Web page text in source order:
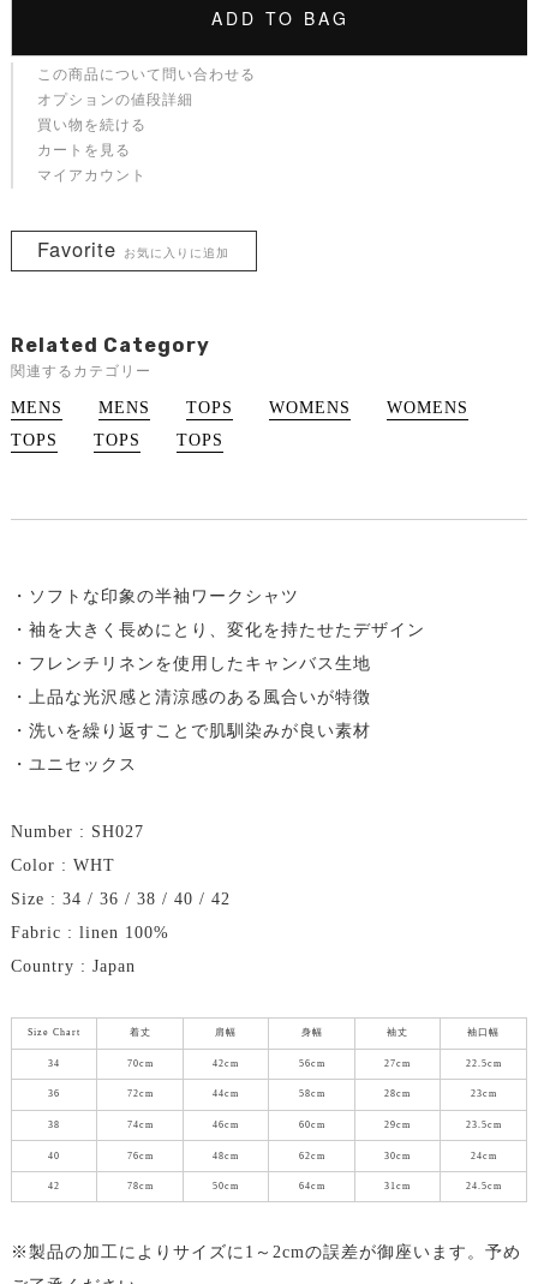
ADD TO BAG
この商品について問い合わせる
オプションの値段詳細
買い物を続ける
カートを見る
マイアカウント
Favorite お気に入りに追加
Related Category
関連するカテゴリー
MENS MENS TOPS WOMENS
WOMENS
TOPS
TOPS TOPS
・ソフトな印象の半袖ワークシャツ
・袖を大きく長めにとり、変化を持たせたデザイン
・フレンチリネンを使用したキャンバス生地
・上品な光沢感と清涼感のある風合いが特徴
・洗いを繰り返すことで肌馴染みが良い素材
・ユニセックス
Number : SH027
Color : WHT
Size : 34 / 36 / 38 / 40 / 42
Fabric : linen 100%
Country : Japan
Size Chart 着丈 肩幅 身幅 袖丈 袖口幅
34 70cm 42cm 56cm 27cm 22.5cm
36 72cm 44cm 58cm 28cm 23cm
38 74cm 46cm 60cm 29cm 23.5cm
40 76cm 48cm 62cm 30cm 24cm
42 78cm 50cm 64cm 31cm 24.5cm
※製品の加工によりサイズに1～2cmの誤差が御座います。予め